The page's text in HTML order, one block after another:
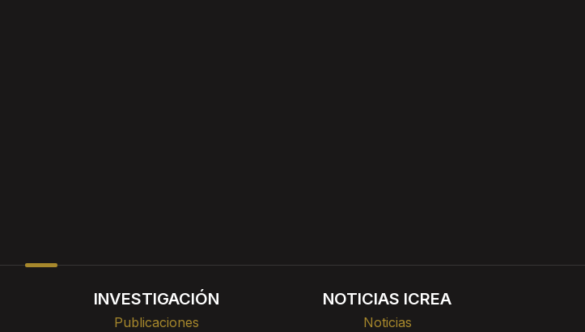
INVESTIGACIÓN
Publicaciones
NOTICIAS ICREA
Noticias